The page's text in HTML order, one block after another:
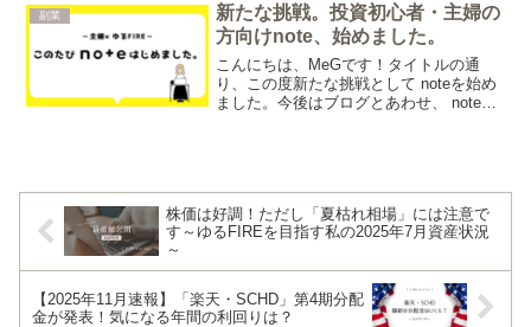
副業
新たな挑戦。投資初心者・主婦の
方向けnote、始めました。
こんにちは、MeGです！タイトルの通
り、この度新たな挑戦として noteを始め
ました。今後はブログとあわせ、 noteで
株価は好調！ただし「夏枯れ相場」には注意で
す～ゆるFIREを目指す私の2025年7月資産状況
～
【2025年11月速報】「楽天・SCHD」第4期分配
金が発表！気になる年間の利回りは？